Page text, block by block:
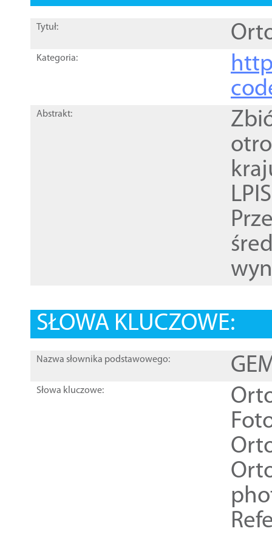
Tytuł:
Kategoria:
Abstrakt:
SŁOWA KLUCZOWE:
Nazwa słownika podstawowego:
Słowa kluczowe: